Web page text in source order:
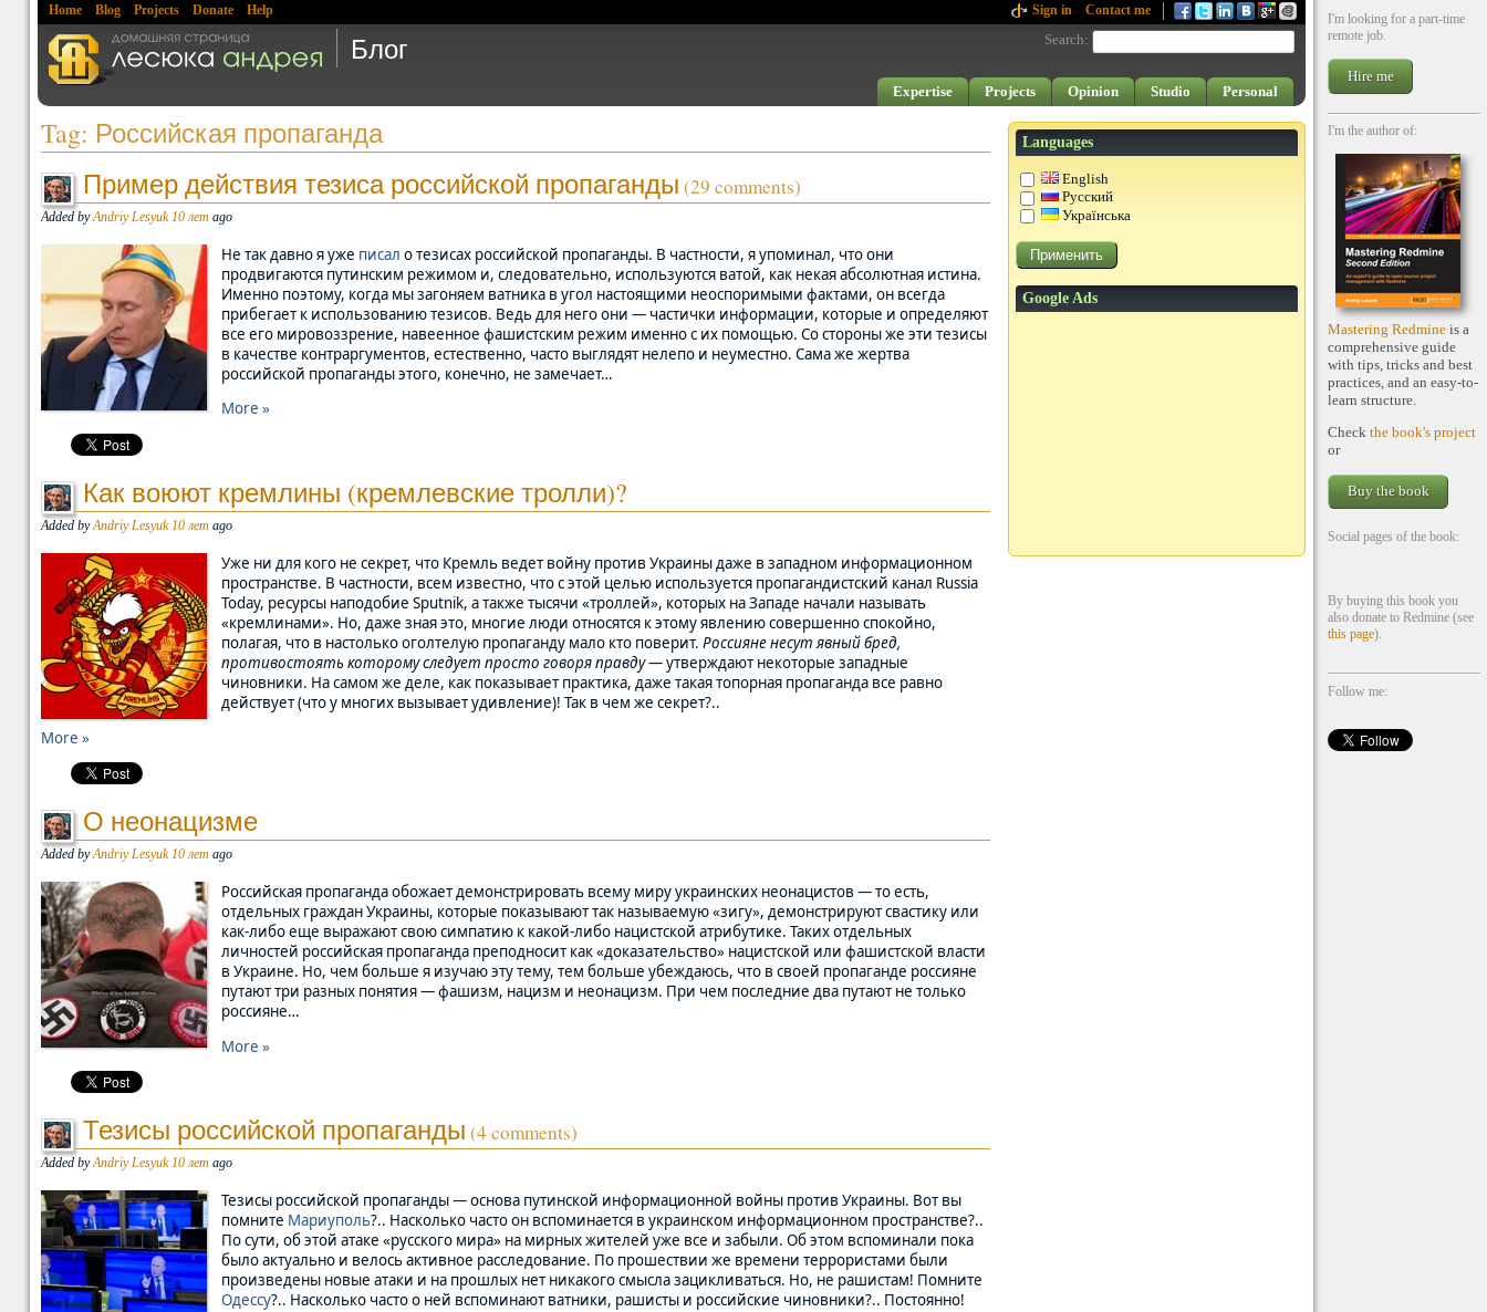
I'm looking for a part-time
remote job.
Hire me
I'm the author of:
Mastering Redmine is a
comprehensive guide
with tips, tricks and best
practices, and an easy-to-
learn structure.
Check the book's project
or
Buy the book
Social pages of the book:
By buying this book you
also donate to Redmine (see
this page).
Follow me:
Sign in Contact me
Home Blog Projects Donate Help
Search:
Блог
Expertise Projects Opinion Studio Personal
Languages
English
Русский
Українська
Google Ads
Tag: Российская пропаганда
Пример действия тезиса российской пропаганды (29 comments)
Added byAndriy Lesyuk 10 лет ago
Не так давно я уже писал о тезисах российской пропаганды. В частности, я упоминал, что они
продвигаются путинским режимом и, следовательно, используются ватой, как некая абсолютная истина.
Именно поэтому, когда мы загоняем ватника в угол настоящими неоспоримыми фактами, он всегда
прибегает к использованию тезисов. Ведь для него они — частички информации, которые и определяют
все его мировоззрение, навеенное фашистским режим именно с их помощью. Со стороны же эти тезисы
в качестве контраргументов, естественно, часто выглядят нелепо и неуместно. Сама же жертва
российской пропаганды этого, конечно, не замечает…
More »
Как воюют кремлины (кремлевские тролли)?
Added byAndriy Lesyuk 10 лет ago
Уже ни для кого не секрет, что Кремль ведет войну против Украины даже в западном информационном
пространстве. В частности, всем известно, что с этой целью используется пропагандистский канал Russia
Today, ресурсы наподобие Sputnik, а также тысячи «троллей», которых на Западе начали называть
«кремлинами». Но, даже зная это, многие люди относятся к этому явлению совершенно спокойно,
полагая, что в настолько оголтелую пропаганду мало кто поверит.Россияне несут явный бред,
противостоять которому следует просто говоря правду— утверждают некоторые западные
чиновники. На самом же деле, как показывает практика, даже такая топорная пропаганда все равно
действует (что у многих вызывает удивление)! Так в чем же секрет?..
More »
О неонацизме
Added byAndriy Lesyuk 10 лет ago
Российская пропаганда обожает демонстрировать всему миру украинских неонацистов — то есть,
отдельных граждан Украины, которые показывают так называемую «зигу», демонстрируют свастику или
как-либо еще выражают свою симпатию к какой-либо нацистской атрибутике. Таких отдельных
личностей российская пропаганда преподносит как «доказательство» нацистской или фашистской власти
в Украине. Но, чем больше я изучаю эту тему, тем больше убеждаюсь, что в своей пропаганде россияне
путают три разных понятия — фашизм, нацизм и неонацизм. При чем последние два путают не только
россияне…
More »
Тезисы российской пропаганды (4 comments)
Added byAndriy Lesyuk 10 лет ago
Тезисы российской пропаганды — основа путинской информационной войны против Украины. Вот вы
помните Мариуполь?.. Насколько часто он вспоминается в украинском информационном пространстве?..
По сути, об этой атаке «русского мира» на мирных жителей уже все и забыли. Об этом вспоминали пока
было актуально и велось активное расследование. По прошествии же времени террористами были
произведены новые атаки и на прошлых нет никакого смысла зацикливаться. Но, не рашистам! Помните
Одессу?.. Насколько часто о ней вспоминают ватники, рашисты и российские чиновники?.. Постоянно!